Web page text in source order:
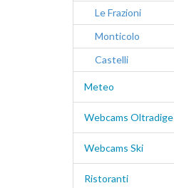
Le Frazioni
Monticolo
Castelli
Meteo
Webcams Oltradige
Webcams Ski
Ristoranti